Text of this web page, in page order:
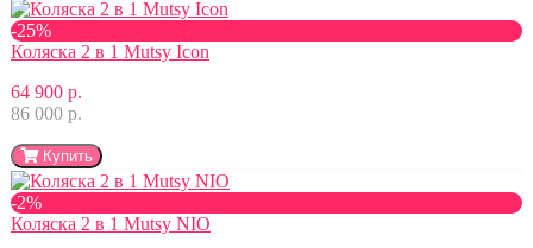
-25%
Коляска 2 в 1 Mutsy Icon
64 900 р.
86 000 р.
Купить
-2%
Коляска 2 в 1 Mutsy NIO